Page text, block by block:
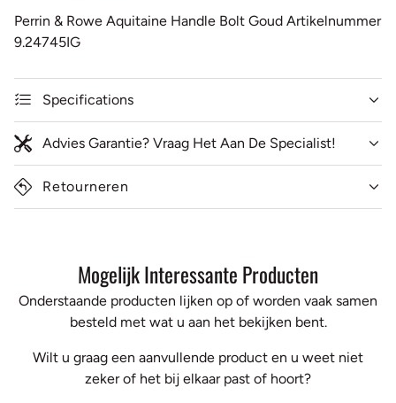
Perrin & Rowe Aquitaine Handle Bolt Goud Artikelnummer
9.24745IG
Specifications
Advies Garantie? Vraag Het Aan De Specialist!
Retourneren
Mogelijk Interessante Producten
Onderstaande producten lijken op of worden vaak samen
besteld met wat u aan het bekijken bent.
Wilt u graag een aanvullende product en u weet niet
zeker of het bij elkaar past of hoort?